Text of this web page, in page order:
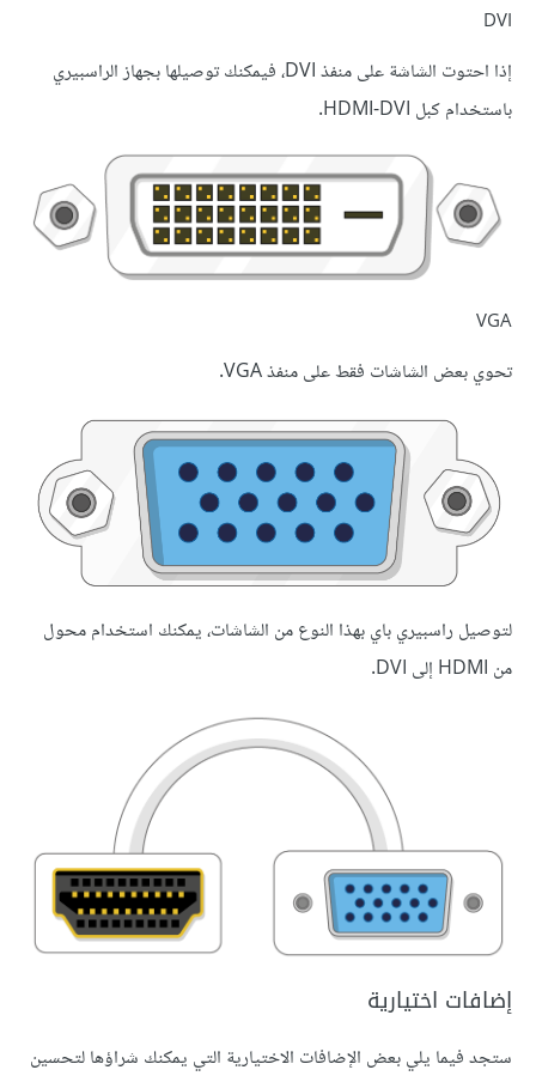
DVI
إذا احتوت الشاشة على منفذ DVI، فيمكنك توصيلها بجهاز الراسبيري
باستخدام كبل HDMI-DVI.
VGA
تحوي بعض الشاشات فقط على منفذ VGA.
لتوصيل راسبيري باي بهذا النوع من الشاشات، يمكنك استخدام محول
من HDMI إلى DVI.
إضافات اختيارية
ستجد فيما يلي بعض الإضافات الاختيارية التي يمكنك شراؤها لتحسين